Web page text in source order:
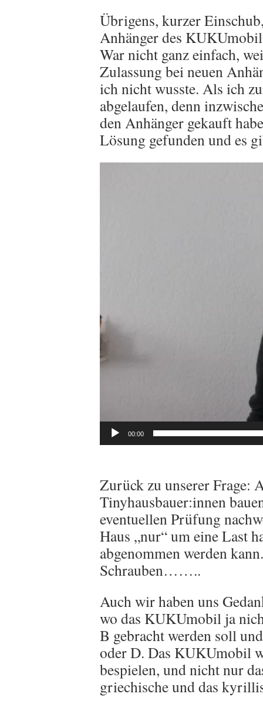
Übrigens, kurzer
Anhänger des
War nicht ganz einfach,
Zulassung bei neuen
ich nicht wusste. Als ich
abgelaufen, denn
den Anhänger gekauft
Lösung gefunden und es
00:00
Zurück zu unserer Frage:
Tinyhausbauer:innen
eventuellen Prüfung
Haus „nur“ um eine Last
abgenommen werden
Schrauben……..
Auch wir haben uns
wo das KUKUmobil ja
B gebracht werden soll
oder D. Das KUKUmobil
bespielen, und nicht nur
griechische und das